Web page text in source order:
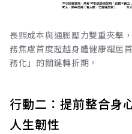
長照成本與通膨壓力雙重夾擊
務焦慮首度超越身體健康躍居
務化」的關鍵轉折期。
行動二：提前整合身
人生韌性